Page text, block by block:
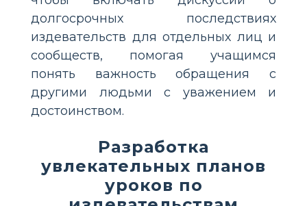
долгосрочных последствиях
издевательств для отдельных лиц и
сообществ, помогая учащимся
понять важность обращения с
другими людьми с уважением и
достоинством.
Разработка
увлекательных планов
уроков по